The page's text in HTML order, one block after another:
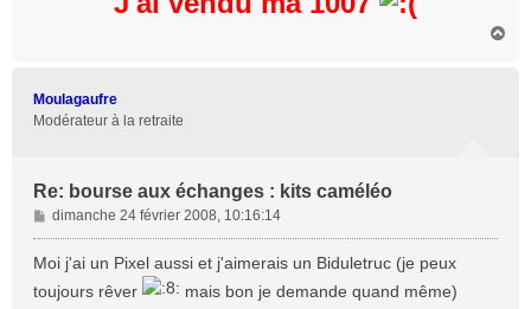
Moulagaufre
Modérateur à la retraite
Re: bourse aux échanges : kits caméléo
M
e
s
a
dimanche 24 février 2008, 10:16:14
Moi j'ai un Pixel aussi et j'aimerais un Biduletruc (je peux
toujours rêver
mais bon je demande quand même)